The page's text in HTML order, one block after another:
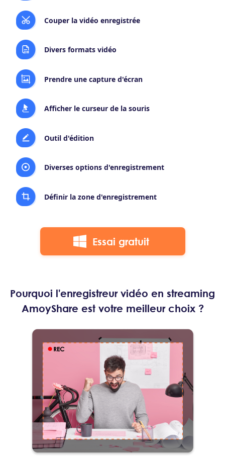
Couper la vidéo enregistrée
Divers formats vidéo
Prendre une capture d'écran
Afficher le curseur de la souris
Outil d'édition
Diverses options d'enregistrement
Définir la zone d'enregistrement
Essai gratuit
Pourquoi l'enregistreur vidéo en streaming
AmoyShare est votre meilleur choix ?